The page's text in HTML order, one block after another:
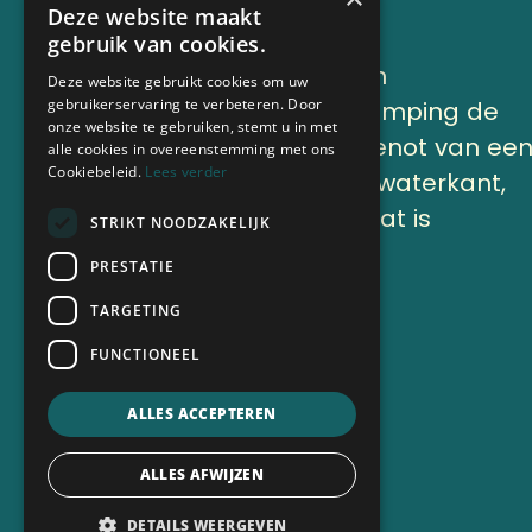
Lekker genieten en
onthaasten op Camping de
Finne onder het genot van een
kop koffie aan de waterkant,
of op ons terras, dat is
vakantie.
Deze website maakt
gebruik van cookies.
Deze website gebruikt cookies om uw
gebruikerservaring te verbeteren. Door
onze website te gebruiken, stemt u in met
alle cookies in overeenstemming met ons
Cookiebeleid. Lees verder
STRIKT NOODZAKELIJK
PRESTATIE
TARGETING
FUNCTIONEEL
ALLES ACCEPTEREN
ALLES AFWIJZEN
DETAILS WEERGEVEN